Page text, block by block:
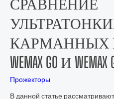
КАРМАННЫХ
WEMAX GO И WEMAX
Прожекторы
В данной статье